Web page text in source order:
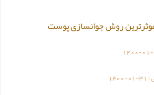
روش جوانسازی پوست
1400-
:
1400-01-31